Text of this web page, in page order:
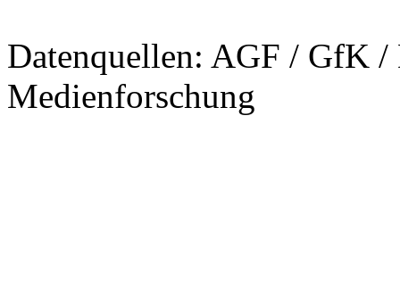
Datenquellen: AGF / GfK
Medienforschung